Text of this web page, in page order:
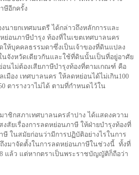
ษีอีกครั้ง
นายกเทศมนตรี ได้กล่าวถึงหลักการและ
ย่อนภาษีบำรุง ท้องที่ในเขตเทศบาลนคร
ให้บุคคลธรรมดาซึ่งเป็นเจ้าของที่ดินแปลง
นจังหวัดเดียวกันและใช้ที่ดินนั้นเป็นที่อยู่อาศัย
นไม่ต้องเสียภาษีบำรุงท้องที่ตามเกณฑ์ คือ
เมือง เทศบาลนคร ให้ลดหย่อนได้ไม่เกิน100
ตารางวาไม่ได้ ตามที่กำหนดไว้ใน
าชิกสภาเทศบาลนครลำปาง ได้แสดงความ
สัยเรื่องการลดหย่อนภาษี ให้ฝ่ายบำรุงท้องที่
ษี ในสมัยก่อนว่ามีการปฏิบัติอย่างไรในการ
ถึงมาจัดตั้งในการลดหย่อนภาษีในช่วงนี้ ทั้งที่
แล้ว แต่หากตราเป็นพระราชบัญญัติก็ถือว่า